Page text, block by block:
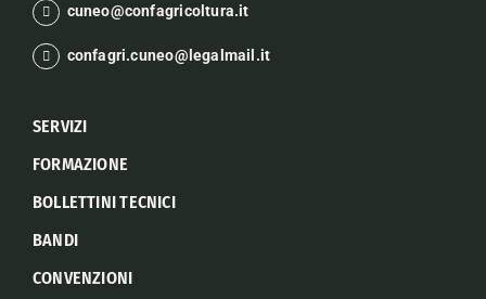
cuneo@confagricoltura.it
confagri.cuneo@legalmail.it
SERVIZI
FORMAZIONE
BOLLETTINI TECNICI
BANDI
CONVENZIONI